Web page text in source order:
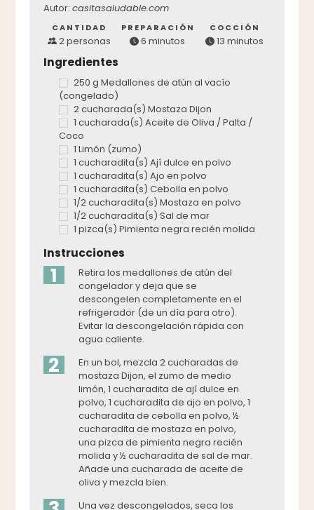
Autor:casitasaludable.com
CANTIDAD
2 personas
PREPARACIÓN
6 minutos
COCCIÓN
13 minutos
Ingredientes
250 g Medallones de atún al vacío
(congelado)
2 cucharada(s) Mostaza Dijon
1 cucharada(s) Aceite de Oliva / Palta /
Coco
1 Limón (zumo)
1 cucharadita(s) Ají dulce en polvo
1 cucharadita(s) Ajo en polvo
1 cucharadita(s) Cebolla en polvo
1/2 cucharadita(s) Mostaza en polvo
1/2 cucharadita(s) Sal de mar
1 pizca(s) Pimienta negra recién molida
Instrucciones
1
Retira los medallones de atún del
congelador y deja que se
descongelen completamente en el
refrigerador (de un día para otro).
Evitar la descongelación rápida con
agua caliente.
2
En un bol, mezcla 2 cucharadas de
mostaza Dijon, el zumo de medio
limón, 1 cucharadita de ají dulce en
polvo, 1 cucharadita de ajo en polvo, 1
cucharadita de cebolla en polvo, ½
cucharadita de mostaza en polvo,
una pizca de pimienta negra recién
molida y ½ cucharadita de sal de mar.
Añade una cucharada de aceite de
oliva y mezcla bien.
Una vez descongelados, seca los